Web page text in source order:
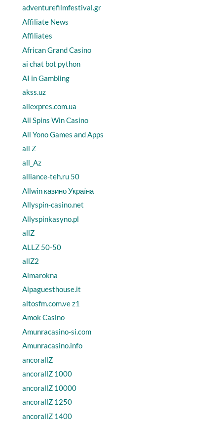
adventurefilmfestival.gr
Affiliate News
Affiliates
African Grand Casino
ai chat bot python
AI in Gambling
akss.uz
aliexpres.com.ua
All Spins Win Casino
All Yono Games and Apps
all Z
all_Az
alliance-teh.ru 50
Allwin казино Україна
Allyspin-casino.net
Allyspinkasyno.pl
allZ
ALLZ 50-50
allZ2
Almarokna
Alpaguesthouse.it
altosfm.com.ve z1
Amok Casino
Amunracasino-si.com
Amunracasino.info
ancorallZ
ancorallZ 1000
ancorallZ 10000
ancorallZ 1250
ancorallZ 1400